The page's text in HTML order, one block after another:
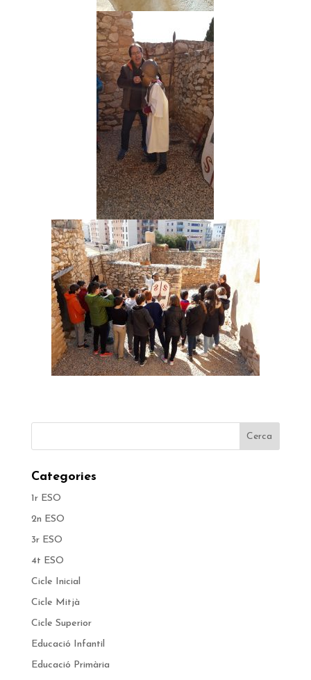
Categories
1r ESO
2n ESO
3r ESO
4t ESO
Cicle Inicial
Cicle Mitjà
Cicle Superior
Educació Infantil
Educació Primària